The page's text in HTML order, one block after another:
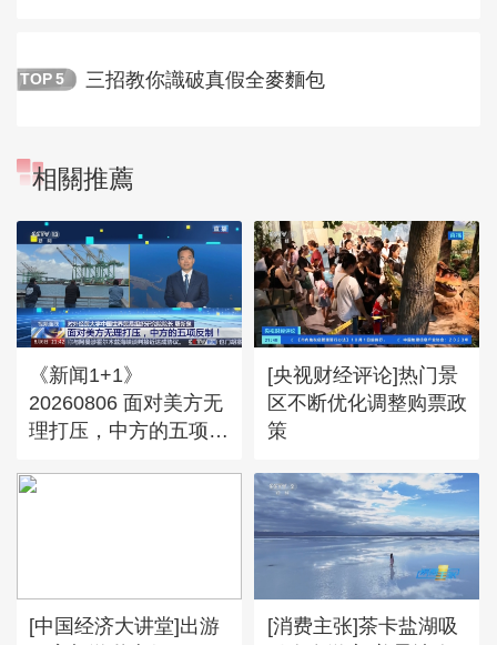
TOP 5 三招教你識破真假全麥麵包
相關推薦
《新闻1+1》
20260806 面对美方无
理打压，中方的五项反
[央视财经评论]热门景
区不断优化调整购票政
策
[中国经济大讲堂]出游
[消费主张]茶卡盐湖吸